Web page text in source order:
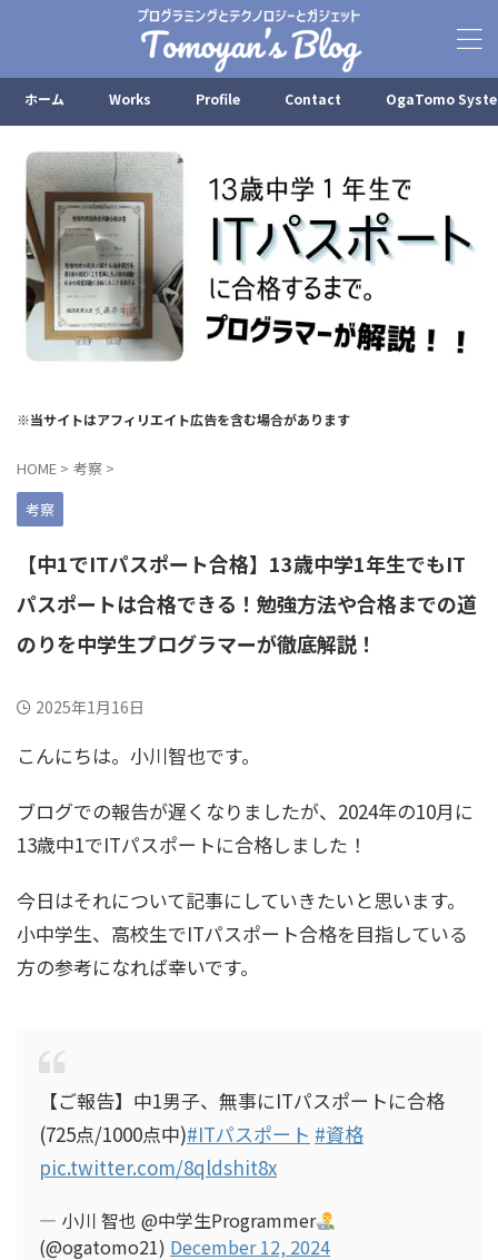
ホーム Works Profile Contact OgaTomo
※当サイトはアフィリエイト広告を含む場合があります
HOME > 考察 >
考察
【中1でITパスポート合格】13歳中学1年生でもIT
パスポートは合格できる！勉強方法や合格までの道
のりを中学生プログラマーが徹底解説！
2025年1月16日
こんにちは。小川智也です。
ブログでの報告が遅くなりましたが、2024年の10月に
13歳中1でITパスポートに合格しました！
今日はそれについて記事にしていきたいと思います。
小中学生、高校生でITパスポート合格を目指している
方の参考になれば幸いです。
【ご報告】中1男子、無事にITパスポートに合格
(725点/1000点中)#ITパスポート #資格
pic.twitter.com/8qldshit8x
— 小川 智也 @中学生Programmer
(@ogatomo21) December 12, 2024